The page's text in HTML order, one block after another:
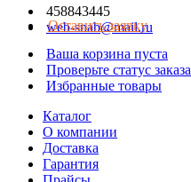
458843445
web-snab@mail.ru
Оставить заявку
Ваша корзина пуста
Проверьте статус заказа
Избранные товары
Каталог
О компании
Доставка
Гарантия